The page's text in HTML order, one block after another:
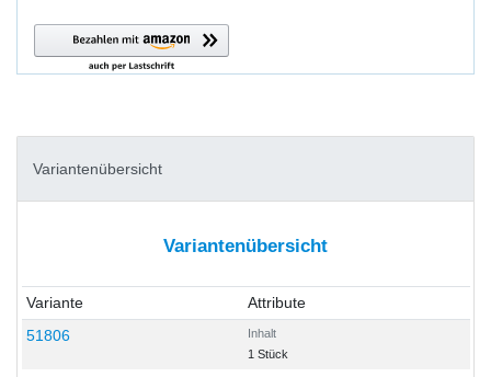
Variantenübersicht
Variantenübersicht
Variante
Attribute
51806
Inhalt
1 Stück